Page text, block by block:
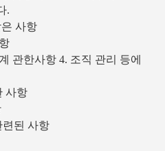
.
사항
관한사항 4. 조직 관리 등에
사항
련된 사항